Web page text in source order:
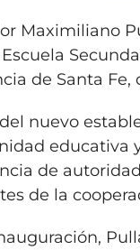
Maximiliano
de Santa
nuevo
educativa
de
de la